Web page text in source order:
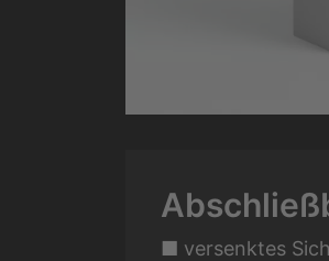
■ versenktes